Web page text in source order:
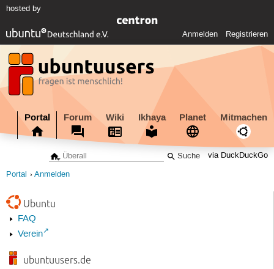
hosted by
Anmelden Registrieren
Portal Forum Wiki Ikhaya Planet Mitmachen
via DuckDuckGo
Portal Anmelden
Ubuntu
FAQ
Verein
ubuntuusers.de